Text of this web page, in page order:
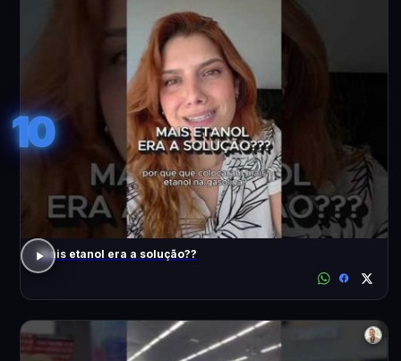
10
Mais etanol era a solução??